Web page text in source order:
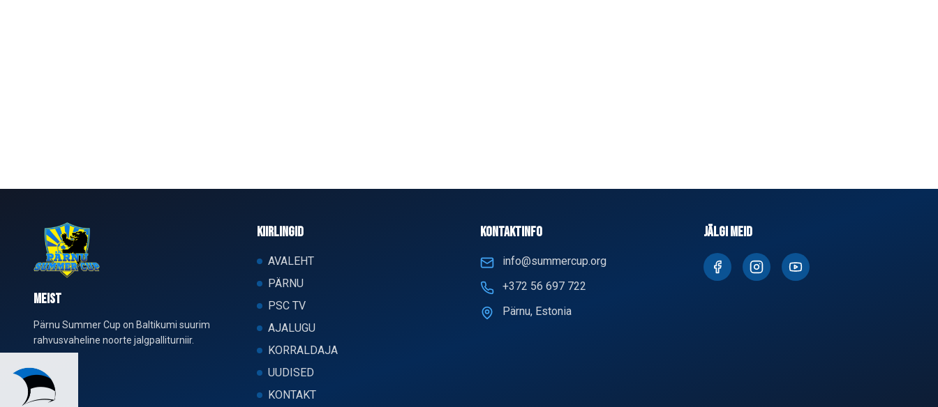
MEIST
Pärnu Summer Cup on Baltikumi suurim
rahvusvaheline noorte jalgpalliturniir.
KIIRLINGID
AVALEHT
PÄRNU
PSC TV
AJALUGU
KORRALDAJA
UUDISED
KONTAKT
KONTAKTINFO
info@summercup.org
+372 56 697 722
Pärnu, Estonia
JÄLGI MEID